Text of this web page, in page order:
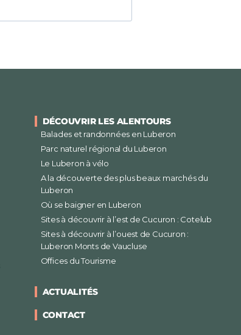
DÉCOUVRIR LES ALENTOURS
Balades et randonnées en Luberon
Parc naturel régional du Luberon
Le Luberon à vélo
A la découverte des plus beaux marchés du
Luberon
Où se baigner en Luberon
Sites à découvrir à l’est de Cucuron : Cotelub
Sites à découvrir à l’ouest de Cucuron :
Luberon Monts de Vaucluse
Offices du Tourisme
ACTUALITÉS
CONTACT